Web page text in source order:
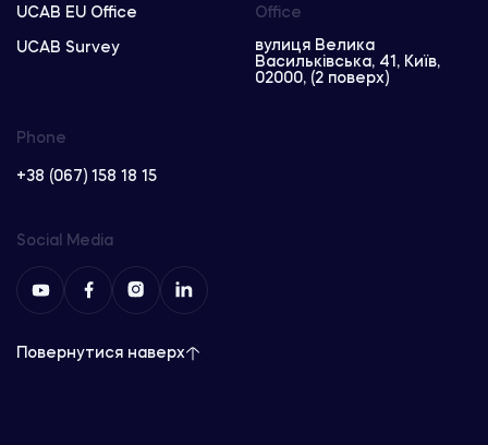
UCAB EU Office
UCAB Survey
Phone
+38 (067) 158 18 15
Office
вулиця Велика
Васильківська, 41, Київ,
02000, (2 поверх)
Social Media
Повернутися наверх